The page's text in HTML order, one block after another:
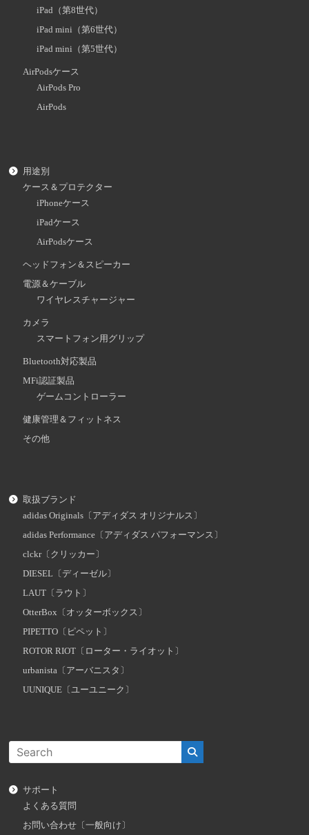
iPad（第8世代）
iPad mini（第6世代）
iPad mini（第5世代）
AirPodsケース
AirPods Pro
AirPods
用途別
ケース＆プロテクター
iPhoneケース
iPadケース
AirPodsケース
ヘッドフォン＆スピーカー
電源＆ケーブル
ワイヤレスチャージャー
カメラ
スマートフォン用グリップ
Bluetooth対応製品
MFi認証製品
ゲームコントローラー
健康管理＆フィットネス
その他
取扱ブランド
adidas Originals〔アディダス オリジナルス〕
adidas Performance〔アディダス パフォーマンス〕
clckr〔クリッカー〕
DIESEL〔ディーゼル〕
LAUT〔ラウト〕
OtterBox〔オッターボックス〕
PIPETTO〔ピペット〕
ROTOR RIOT〔ローター・ライオット〕
urbanista〔アーバニスタ〕
UUNIQUE〔ユーユニーク〕
サポート
よくある質問
お問い合わせ〔一般向け〕